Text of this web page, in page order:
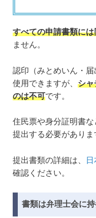
すべての申請書類に
ません。
認印（みとめいん・
使用できますが、 シャ
のは不可です。
住民票や身分証明書
提出する必要がありま
提出書類の詳細は、
確認ください。
書類は弁理士会に